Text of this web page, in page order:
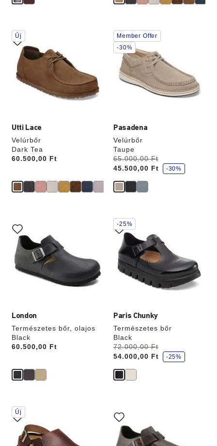
m
Utti Lace
Velúrbőr
Dark Tea
Price:
60.500,00 Ft
A
színpalettával
való
interakció
frissíti
termékképet
Új
Pasadena
Velúrbőr
Taupe
Volt:
65.000,00 Ft
most
45.500,00 Ft
k
e
d
e
m
-30%
A
színpalettával
való
interakció
frissíti
termékképet
Member Offer
-30%
London
Természetes bőr, olajos
Black
Price:
60.500,00 Ft
színpalettával
való
interakció
frissíti
termékképet
Paris Chunky
Természetes bőr
Black
Volt:
72.000,00 Ft
most
54.000,00 Ft
k
e
d
e
m
-25%
A
színpalettával
való
interakció
frissíti
termékképet
-25%
A
színpalettával
való
interakció
frissíti
Új
színpalettával
való
interakció
frissíti